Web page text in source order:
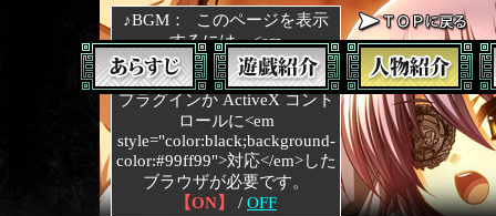
♪BGM：
このページを表示
するには、<em
style="color:black;background-
color:#A0FFFF">Netscape</em>
プラグインか ActiveX コント
ロールに<em
style="color:black;background-
color:#99ff99">対応</em>した
ブラウザが必要です。
【ON】
/ OFF